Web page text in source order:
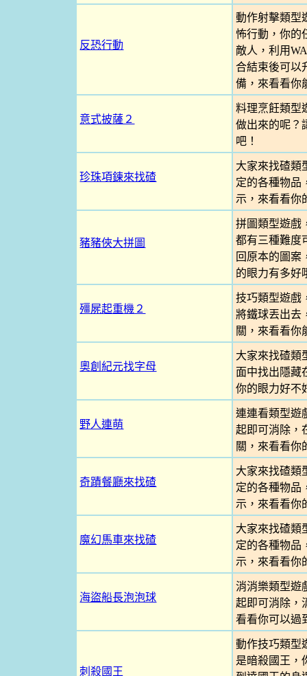
反恐行動
動作射擊類型
怖行動，你的
敵人，利用
合結束後可以
備，來看看你
意式披薩２
料理烹飪類型
做出來的呢？
吧！
珍珠項鍊來找碴
大家來找碴類
定的各種物品
示，來看看你
豬豬俠大拼圖
拼圖類型遊戲
都有三種難度
回原本的圖案
的眼力有多好
殭屍起重機２
技巧類型遊戲
將鐵球丟出去
關，來看看你
奧創紀元找字母
大家來找碴類
面中找出隱藏
你的眼力好不
野人連萌
連連看類型遊
起即可消除，
關，來看看你
奇蹟餐廳來找碴
大家來找碴類
定的各種物品
示，來看看你
魔幻馬車來找碴
大家來找碴類
定的各種物品
示，來看看你
海盜船長泡泡球
消消樂類型遊
起即可消除，
看看你可以過
刺殺國王
動作技巧類型
是暗殺國王，